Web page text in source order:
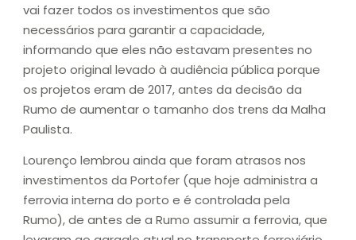
vai fazer todos os investimentos que são
necessários para garantir a capacidade,
informando que eles não estavam presentes no
projeto original levado à audiência pública porque
os projetos eram de 2017, antes da decisão da
Rumo de aumentar o tamanho dos trens da Malha
Paulista.
Lourenço lembrou ainda que foram atrasos nos
investimentos da Portofer (que hoje administra a
ferrovia interna do porto e é controlada pela
Rumo), de antes de a Rumo assumir a ferrovia, que